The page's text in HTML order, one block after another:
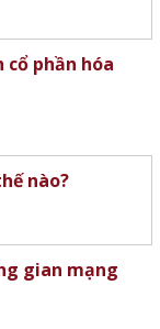
cổ phần hóa
nào?
gian mạng